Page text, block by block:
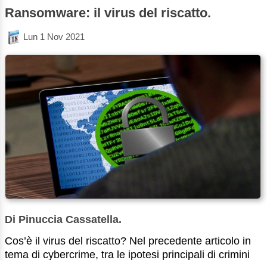
Ransomware: il virus del riscatto.
Lun 1 Nov 2021
Di Pinuccia Cassatella.
Cos’è il virus del riscatto? Nel precedente articolo in
tema di cybercrime, tra le ipotesi principali di crimini